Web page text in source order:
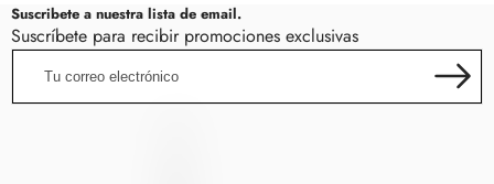
oferta
Suscribete a nuestra lista de email.
Suscríbete para recibir promociones exclusivas
correo
electrónico